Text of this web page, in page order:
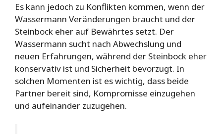
Es kann jedoch zu Konflikten kommen, wenn der
Wassermann Veränderungen braucht und der
Steinbock eher auf Bewährtes setzt. Der
Wassermann sucht nach Abwechslung und
neuen Erfahrungen, während der Steinbock eher
konservativ ist und Sicherheit bevorzugt. In
solchen Momenten ist es wichtig, dass beide
Partner bereit sind, Kompromisse einzugehen
und aufeinander zuzugehen.